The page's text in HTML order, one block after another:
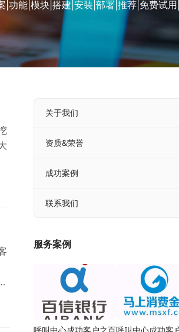
|功能|模块|搭建|安装|部署|推荐|免费试用
关于我们
资质&荣誉
成功案例
联系我们
服务案例
呼叫中心成功客户之百呼叫中心成功客